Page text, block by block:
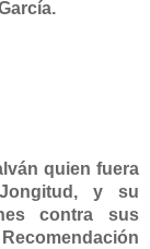
.
quien fuera
y su
contra sus